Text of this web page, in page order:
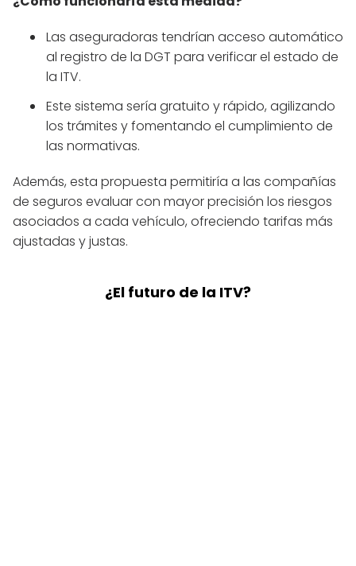
Las aseguradoras tendrían acceso automático
al registro de la DGT para verificar el estado de
la ITV.
Este sistema sería gratuito y rápido, agilizando
los trámites y fomentando el cumplimiento de
las normativas.
Además, esta propuesta permitiría a las compañías
de seguros evaluar con mayor precisión los riesgos
asociados a cada vehículo, ofreciendo tarifas más
ajustadas y justas.
¿El futuro de la ITV?